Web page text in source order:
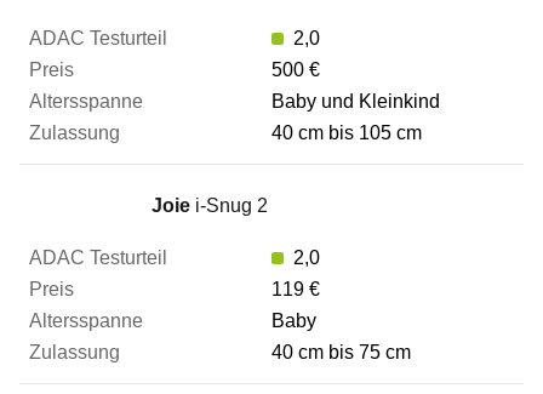
2,0
500 €
Baby und Kleinkind
40 cm bis 105 cm
Joie i-Snug 2
2,0
119 €
Baby
40 cm bis 75 cm